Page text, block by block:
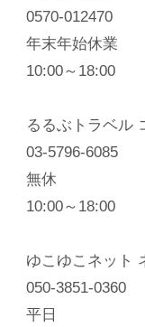
0570-012470
年末年始休業
10:00～18:00
るるぶトラベル
03-5796-6085
無休
10:00～18:00
ゆこゆこネット
050-3851-0360
平日